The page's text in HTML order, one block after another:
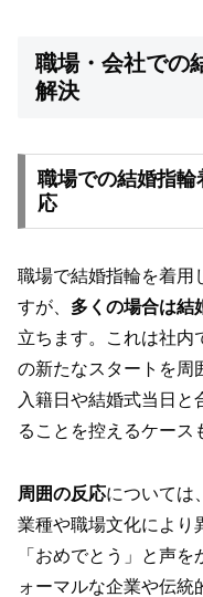
職場・会社での
解決
職場での結婚指
応
職場で結婚指輪を着用
すが、 多くの場合は結
立ちます。これは社内
の新たなスタートを周
入籍日や結婚式当日と
ることを控えるケース
周囲の反応については
業種や職場文化により
「おめでとう」と声
ォーマルな企業や伝